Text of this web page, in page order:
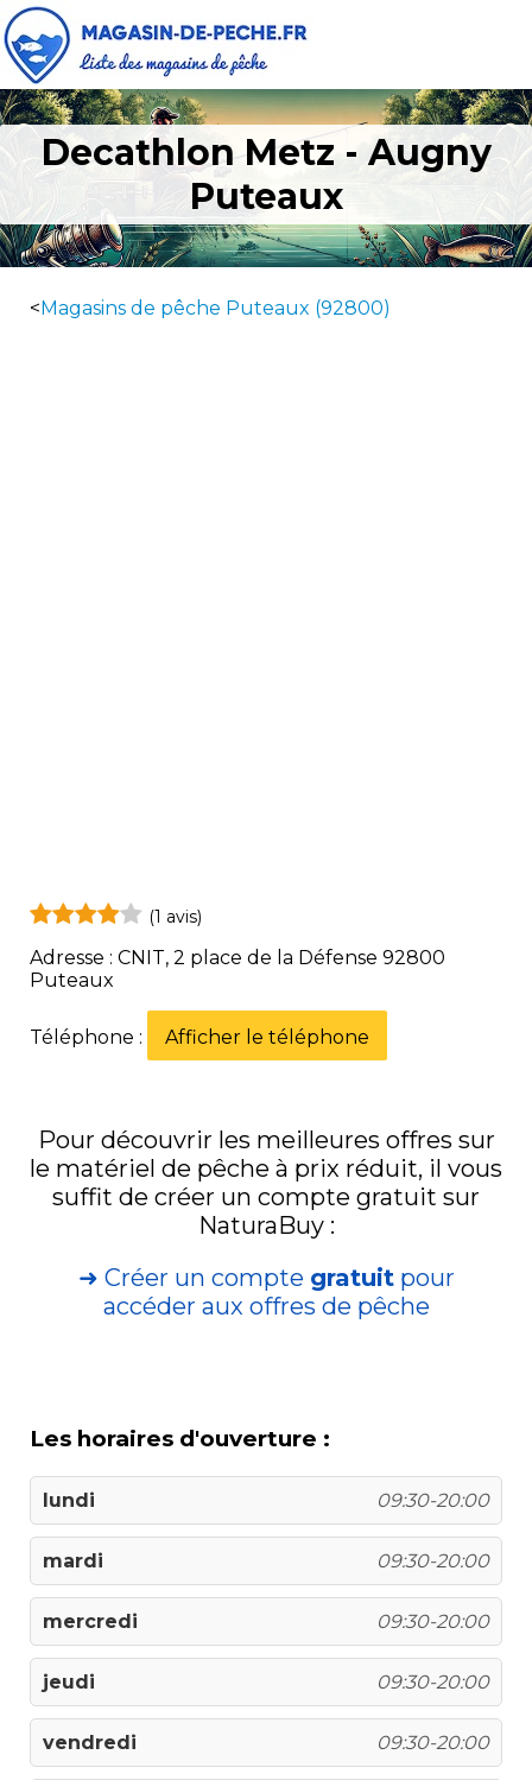
Decathlon Metz - Augny
Puteaux
<Magasins de pêche Puteaux (92800)
(1 avis)
Adresse : CNIT, 2 place de la Défense 92800
Puteaux
Téléphone : Afficher le téléphone
Pour découvrir les meilleures offres sur
le matériel de pêche à prix réduit, il vous
suffit de créer un compte gratuit sur
NaturaBuy :
➜ Créer un compte gratuitpour
accéder aux offres de pêche
Les horaires d'ouverture :
lundi 09:30-20:00
mardi 09:30-20:00
mercredi 09:30-20:00
jeudi 09:30-20:00
vendredi 09:30-20:00